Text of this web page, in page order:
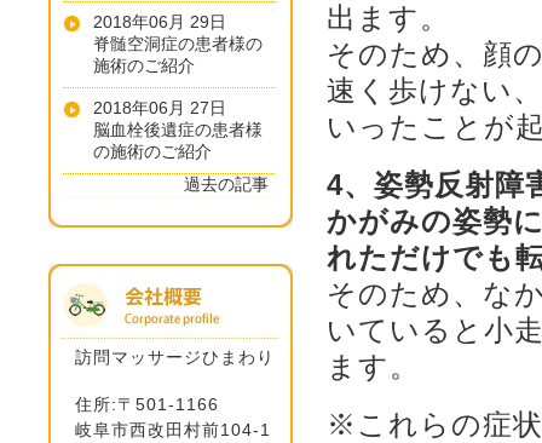
出ます。
そのため、顔
速く歩けない
いったことが
4、姿勢反射障
かがみの姿勢
れただけでも
そのため、な
いていると小
ます。
※これらの症
2018年06月 29日
脊髄空洞症の患者様の
施術のご紹介
2018年06月 27日
脳血栓後遺症の患者様
の施術のご紹介
過去の記事
訪問マッサージひまわり
住所:〒501-1166
岐阜市西改田村前104-1